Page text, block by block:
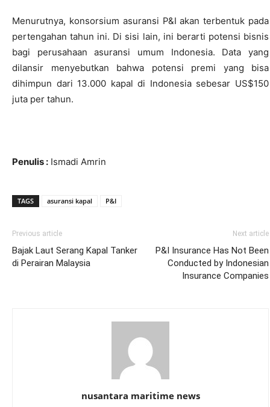
Menurutnya, konsorsium asuransi P&I akan terbentuk pada
pertengahan tahun ini. Di sisi lain, ini berarti potensi bisnis
bagi perusahaan asuransi umum Indonesia. Data yang
dilansir menyebutkan bahwa potensi premi yang bisa
dihimpun dari 13.000 kapal di Indonesia sebesar US$150
juta per tahun.
Penulis : Ismadi Amrin
TAGS asuransi kapal P&I
Previous article
Bajak Laut Serang Kapal Tanker
di Perairan Malaysia
Next article
P&I Insurance Has Not Been
Conducted by Indonesian
Insurance Companies
nusantara maritime news